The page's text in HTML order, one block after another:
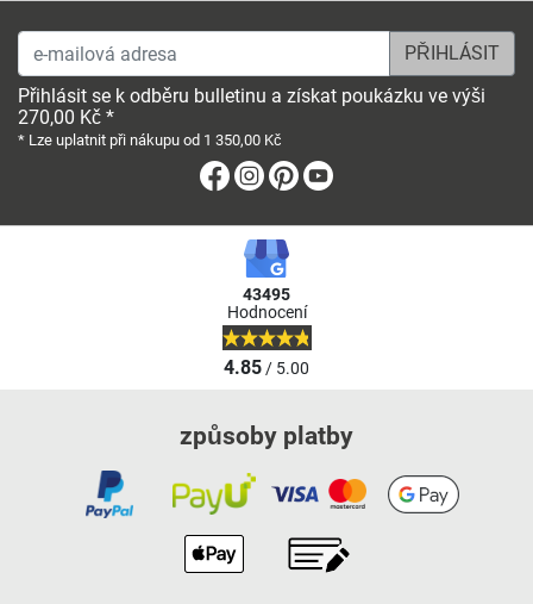
e-mailová adresa
Přihlásit se k odběru bulletinu a získat poukázku ve výši
270,00 Kč *
* Lze uplatnit při nákupu od 1 350,00 Kč
Facebook
Instagram
Pinterest
43495
Hodnocení
4.85/ 5.00
způsoby platby